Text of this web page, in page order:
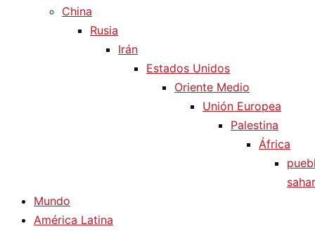
China
Rusia
Irán
Estados Unidos
Oriente Medio
Unión Europea
Palestina
África
Mundo
América Latina